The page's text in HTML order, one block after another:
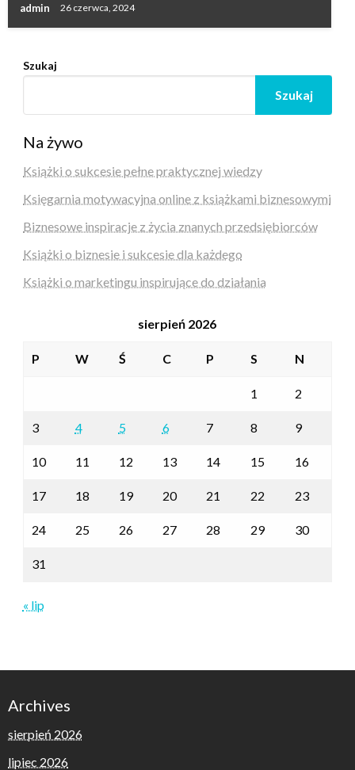
admin 26 czerwca, 2024
Szukaj
Szukaj
Na żywo
Książki o sukcesie pełne praktycznej wiedzy
Księgarnia motywacyjna online z książkami biznesowymi
Biznesowe inspiracje z życia znanych przedsiębiorców
Książki o biznesie i sukcesie dla każdego
Książki o marketingu inspirujące do działania
sierpień 2026
P W Ś C P S N
1 2
3 4 5 6 7 8 9
10 11 12 13 14 15 16
17 18 19 20 21 22 23
24 25 26 27 28 29 30
31
« lip
Archives
sierpień 2026
lipiec 2026